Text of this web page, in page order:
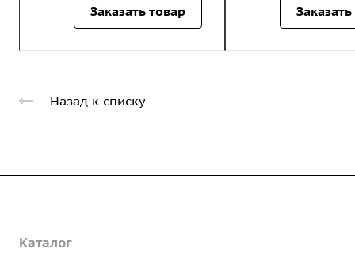
Заказать товар
Назад к списку
О предприятии
Каталог